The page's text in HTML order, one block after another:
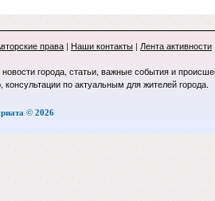
права | Наши контакты | Лента активности
города, статьи, важные события и
по актуальным для жителей города.
© 2026